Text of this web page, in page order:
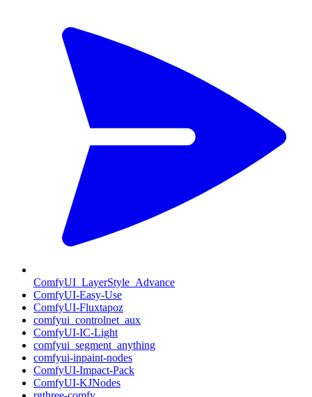
ComfyUI_LayerStyle_Advance
ComfyUI-Easy-Use
ComfyUI-Fluxtapoz
comfyui_controlnet_aux
ComfyUI-IC-Light
comfyui_segment_anything
comfyui-inpaint-nodes
ComfyUI-Impact-Pack
ComfyUI-KJNodes